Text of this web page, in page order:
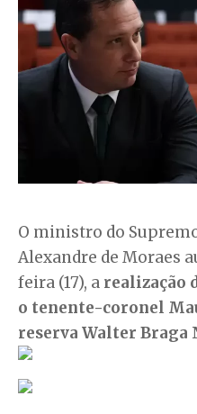
O ministro do
Alexandre de Moraes
feira (17), a realização
o tenente-coronel
reserva Walter Braga